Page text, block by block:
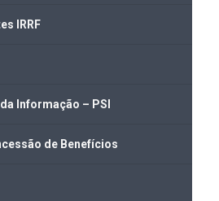
IRRF
Informação – PSI
de Benefícios